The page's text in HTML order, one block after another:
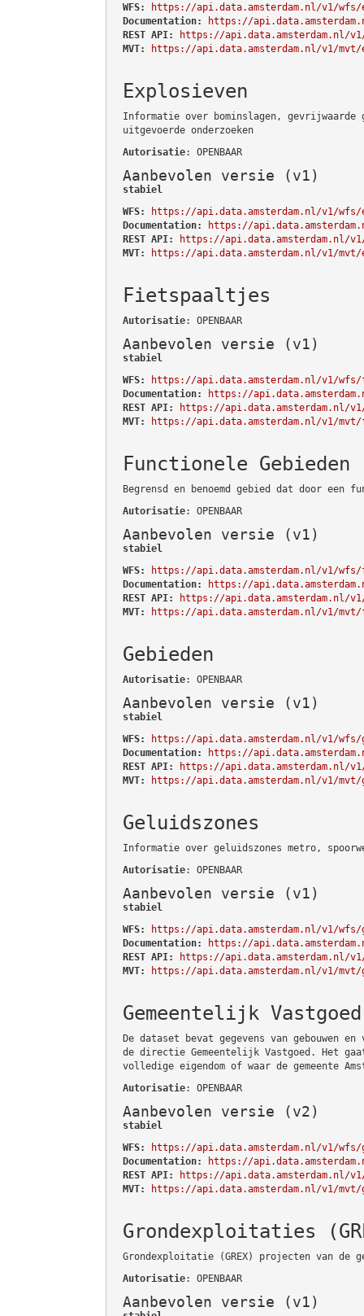
WFS:
https://api.data.amsterdam.nl/v1/wfs/
Documentation:
https://
REST API:
https://api.data.amsterdam.nl/v1/
MVT:
https://api.data.amsterdam.nl/v1/mvt/
Explosieven
Informatie over bominslagen, gevrijwaarde
uitgevoerde onderzoeken
Autorisatie: OPENBAAR
Aanbevolen versie (v1)
stabiel
WFS:
https://api.data.amsterdam.nl/v1/wfs/
Documentation:
https://
REST API:
https://api.data.amsterdam.nl/
MVT:
https://api.data.amsterdam.nl/v1/mvt/
Fietspaaltjes
Autorisatie: OPENBAAR
Aanbevolen versie (v1)
stabiel
WFS:
https://api.data.amsterdam.nl/v1/
Documentation:
https://
REST API:
https://api.data.amsterdam.nl/
MVT:
https://api.data.amsterdam.nl/v1/
Functionele Gebieden
Begrensd en benoemd gebied dat door een
Autorisatie: OPENBAAR
Aanbevolen versie (v1)
stabiel
WFS:
https://api.data.amsterdam.nl/v1/wfs/
Documentation:
https://
REST API:
https://api.data.amsterdam.nl/
MVT:
https://api.data.amsterdam.nl/v1/mvt/
Gebieden
Autorisatie: OPENBAAR
Aanbevolen versie (v1)
stabiel
WFS:
https://api.data.amsterdam.nl/v1/wfs/
Documentation:
https://
REST API:
https://api.data.amsterdam.nl/
MVT:
https://api.data.amsterdam.nl/v1/mvt/
Geluidszones
Informatie over geluidszones metro,
Autorisatie: OPENBAAR
Aanbevolen versie (v1)
stabiel
WFS:
https://api.data.amsterdam.nl/v1/wfs/
Documentation:
https://
REST API:
https://api.data.amsterdam.nl/
MVT:
https://api.data.amsterdam.nl/v1/mvt/
Gemeentelijk Vastgoed
De dataset bevat gegevens van gebouwen
de directie Gemeentelijk Vastgoed. Het
volledige eigendom of waar de gemeente
Autorisatie: OPENBAAR
Aanbevolen versie (v2)
stabiel
WFS:
https://api.data.amsterdam.nl/v1/wfs/
Documentation:
https://
REST API:
https://api.data.amsterdam.nl/
MVT:
https://api.data.amsterdam.nl/v1/mvt/
Grondexploitaties
Grondexploitatie (GREX) projecten van de
Autorisatie: OPENBAAR
Aanbevolen versie (v1)